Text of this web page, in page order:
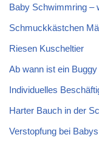
Baby Schwimmring –
Schmuckkästchen
Riesen Kuscheltier
Ab wann ist ein
Individuelles
Harter Bauch in der
Verstopfung bei Babys